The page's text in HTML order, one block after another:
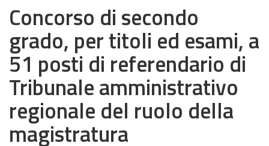
Concorso di secondo
grado, per titoli ed esami, a
51 posti di referendario di
Tribunale amministrativo
regionale del ruolo della
magistratura